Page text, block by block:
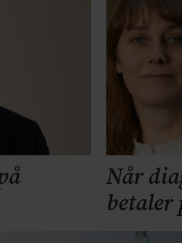
Når
betaler